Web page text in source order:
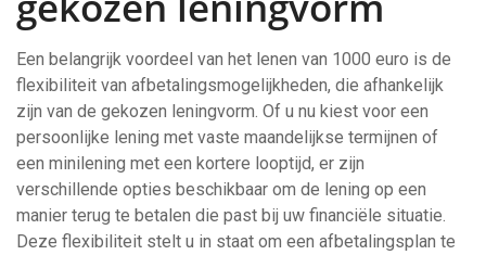
Een belangrijk voordeel van het lenen van 1000 euro is de
flexibiliteit van afbetalingsmogelijkheden, die afhankelijk
zijn van de gekozen leningvorm. Of u nu kiest voor een
persoonlijke lening met vaste maandelijkse termijnen of
een minilening met een kortere looptijd, er zijn
verschillende opties beschikbaar om de lening op een
manier terug te betalen die past bij uw financiële situatie.
Deze flexibiliteit stelt u in staat om een afbetalingsplan te